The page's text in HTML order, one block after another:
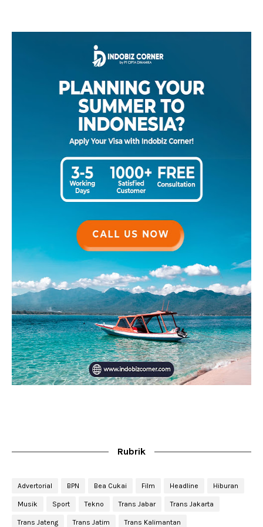
Rubrik
Advertorial BPN Bea Cukai Film Headline Hiburan
Musik Sport Tekno Trans Jabar Trans Jakarta
Trans Jateng Trans Jatim Trans Kalimantan